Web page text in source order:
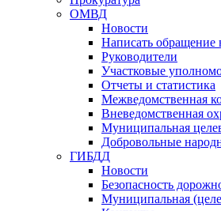
ОМВД
Новости
Написать
Руководители
Участковые
Отчеты и статистика
Межведомственная
Вневедомственная
Муниципальная
Добровольные
ГИБДД
Новости
Безопасность
Муниципальная